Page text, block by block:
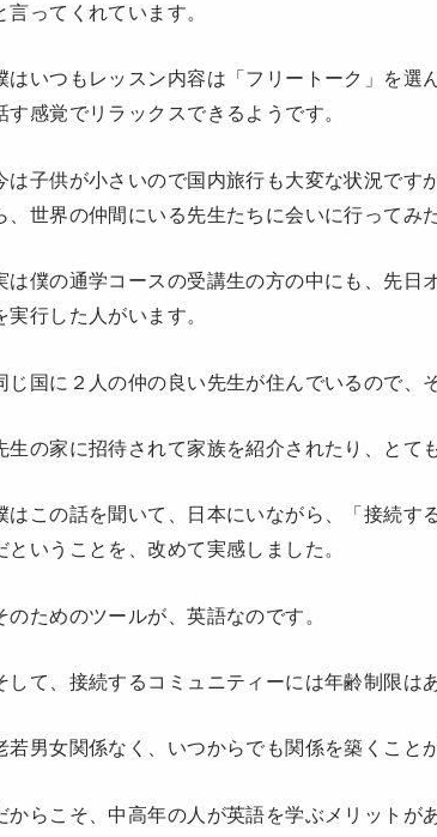
言ってくれています。
はいつもレッスン内容は「フリートーク」を選
す感覚でリラックスできるようです。
は子供が小さいので国内旅行も大変な状況です
、世界の仲間にいる先生たちに会いに行ってみ
は僕の通学コースの受講生の方の中にも、先日
実行した人がいます。
じ国に２人の仲の良い先生が住んでいるので、
生の家に招待されて家族を紹介されたり、とて
はこの話を聞いて、日本にいながら、「接続す
ということを、改めて実感しました。
のためのツールが、英語なのです。
して、接続するコミュニティーには年齢制限は
若男女関係なく、いつからでも関係を築くこと
からこそ、中高年の人が英語を学ぶメリットが